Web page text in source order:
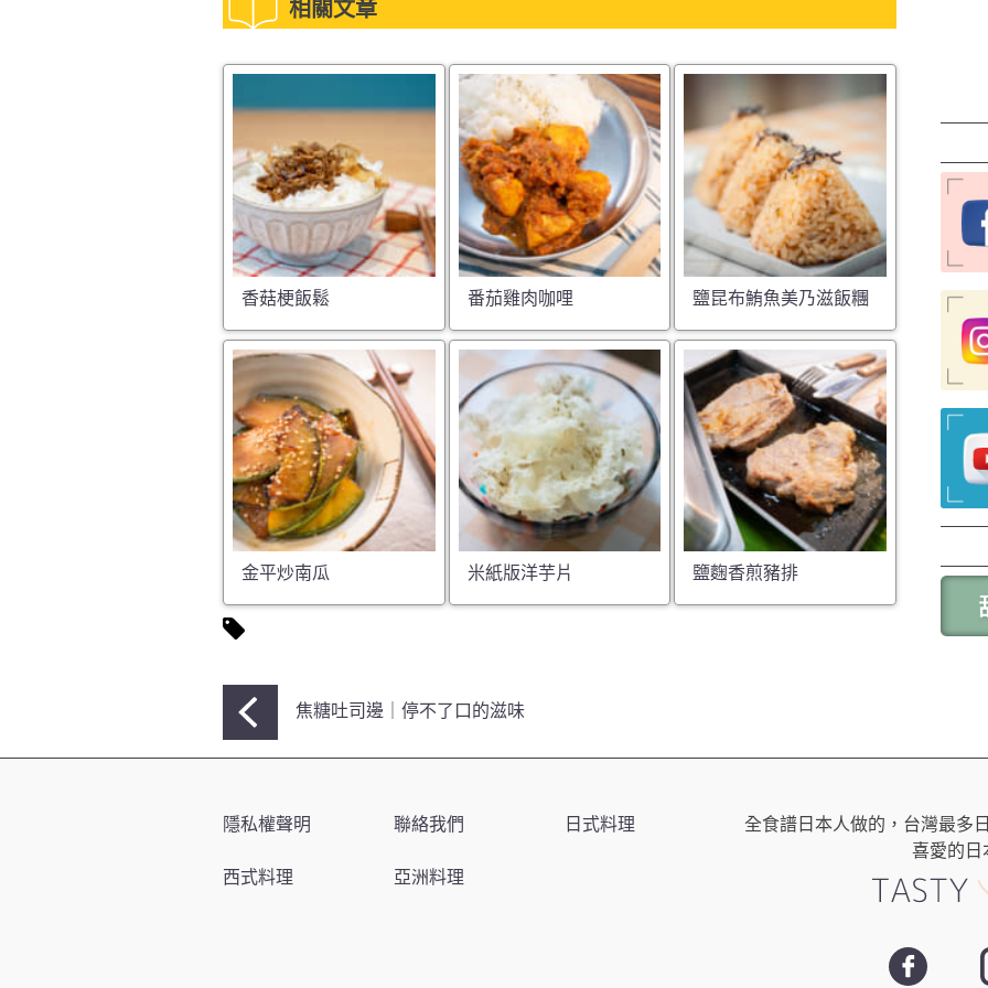
相關文章
香菇梗飯鬆 番茄雞肉咖哩 鹽昆布鮪魚美乃滋飯糰
金平炒南瓜 米紙版洋芋片 鹽麴香煎豬排
文
章
覽
焦糖吐司邊｜停不了口的滋味
隱私權聲明 聯絡我們 日式料理
西式料理 亞洲料理
全食譜日本人做的，台灣最多
喜愛的日